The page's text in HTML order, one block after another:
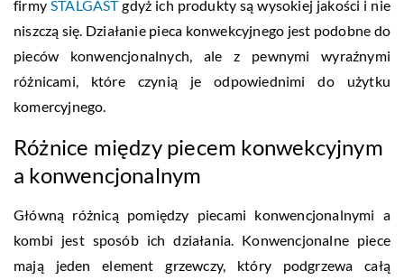
firmy STALGASTgdyż ich produkty są wysokiej jakości i nie
niszczą się. Działanie pieca konwekcyjnego jest podobne do
pieców konwencjonalnych, ale z pewnymi wyraźnymi
różnicami, które czynią je odpowiednimi do użytku
komercyjnego.
Różnice między piecem konwekcyjnym
a konwencjonalnym
Główną różnicą pomiędzy piecami konwencjonalnymi a
kombi jest sposób ich działania. Konwencjonalne piece
mają jeden element grzewczy, który podgrzewa całą